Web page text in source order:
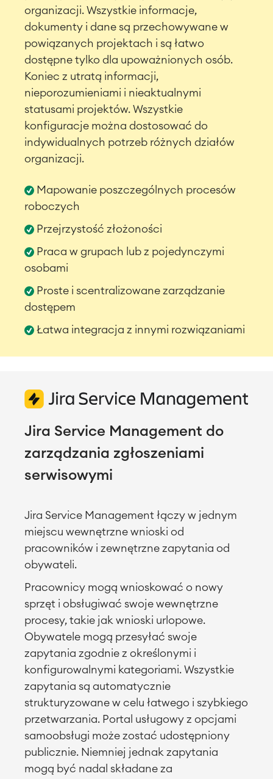
organizacji. Wszystkie informacje,
dokumenty i dane są przechowywane w
powiązanych projektach i są łatwo
dostępne tylko dla upoważnionych osób.
Koniec z utratą informacji,
nieporozumieniami i nieaktualnymi
statusami projektów. Wszystkie
konfiguracje można dostosować do
indywidualnych potrzeb różnych działów
organizacji.
Mapowanie poszczególnych procesów
roboczych
Przejrzystość złożoności
Praca w grupach lub z pojedynczymi
osobami
Proste i scentralizowane zarządzanie
dostępem
Łatwa integracja z innymi rozwiązaniami
Jira Service Management do
zarządzania zgłoszeniami
serwisowymi
Jira Service Management łączy w jednym
miejscu wewnętrzne wnioski od
pracowników i zewnętrzne zapytania od
obywateli.
Pracownicy mogą wnioskować o nowy
sprzęt i obsługiwać swoje wewnętrzne
procesy, takie jak wnioski urlopowe.
Obywatele mogą przesyłać swoje
zapytania zgodnie z określonymi i
konfigurowalnymi kategoriami. Wszystkie
zapytania są automatycznie
strukturyzowane w celu łatwego i szybkiego
przetwarzania. Portal usługowy z opcjami
samoobsługi może zostać udostępniony
publicznie. Niemniej jednak zapytania
mogą być nadal składane za